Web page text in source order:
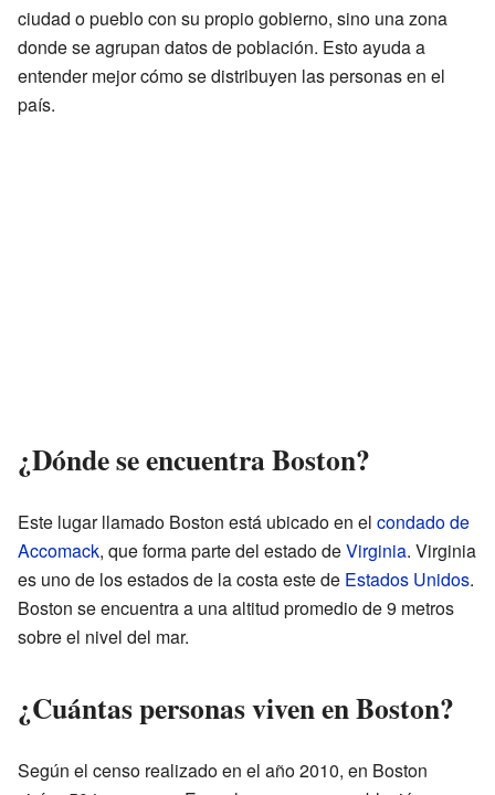
ciudad o pueblo con su propio gobierno, sino una zona
donde se agrupan datos de población. Esto ayuda a
entender mejor cómo se distribuyen las personas en el
país.
¿Dónde se encuentra Boston?
Este lugar llamado Boston está ubicado en el condado de
Accomack, que forma parte del estado deVirginia. Virginia
es uno de los estados de la costa este de Estados Unidos.
Boston se encuentra a una altitud promedio de 9 metros
sobre el nivel del mar.
¿Cuántas personas viven en Boston?
Según el censo realizado en el año 2010, en Boston